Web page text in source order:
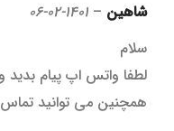
شاهین –
1401-02-06
سلام
لطفا واتس اپ پیام بدید
همچنین می توانید